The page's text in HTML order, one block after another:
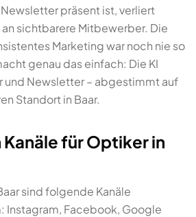
präsent ist, verliert
sichtbarere Mitbewerber. Die
Marketing war noch nie so
genau das einfach: Die KI
und Newsletter – abgestimmt auf
Standort in Baar.
für Optiker in
sind folgende Kanäle
Instagram, Facebook, Google